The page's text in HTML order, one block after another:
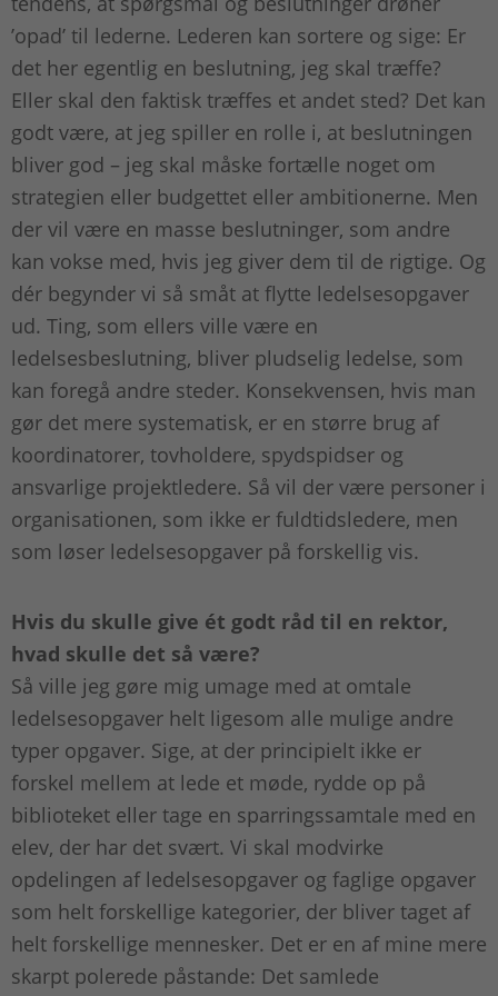
’opad’ til lederne. Lederen kan sortere og sige: Er
det her egentlig en beslutning, jeg skal træffe?
Eller skal den faktisk træffes et andet sted? Det kan
godt være, at jeg spiller en rolle i, at beslutningen
bliver god – jeg skal måske fortælle noget om
strategien eller budgettet eller ambitionerne. Men
der vil være en masse beslutninger, som andre
kan vokse med, hvis jeg giver dem til de rigtige. Og
dér begynder vi så småt at flytte ledelsesopgaver
ud. Ting, som ellers ville være en
ledelsesbeslutning, bliver pludselig ledelse, som
kan foregå andre steder. Konsekvensen, hvis man
gør det mere systematisk, er en større brug af
koordinatorer, tovholdere, spydspidser og
ansvarlige projektledere. Så vil der være personer i
organisationen, som ikke er fuldtidsledere, men
som løser ledelsesopgaver på forskellig vis.
Hvis du skulle give ét godt råd til en rektor,
hvad skulle det så være?
Så ville jeg gøre mig umage med at omtale
ledelsesopgaver helt ligesom alle mulige andre
typer opgaver. Sige, at der principielt ikke er
forskel mellem at lede et møde, rydde op på
biblioteket eller tage en sparringssamtale med en
elev, der har det svært. Vi skal modvirke
opdelingen af ledelsesopgaver og faglige opgaver
som helt forskellige kategorier, der bliver taget af
helt forskellige mennesker. Det er en af mine mere
skarpt polerede påstande: Det samlede